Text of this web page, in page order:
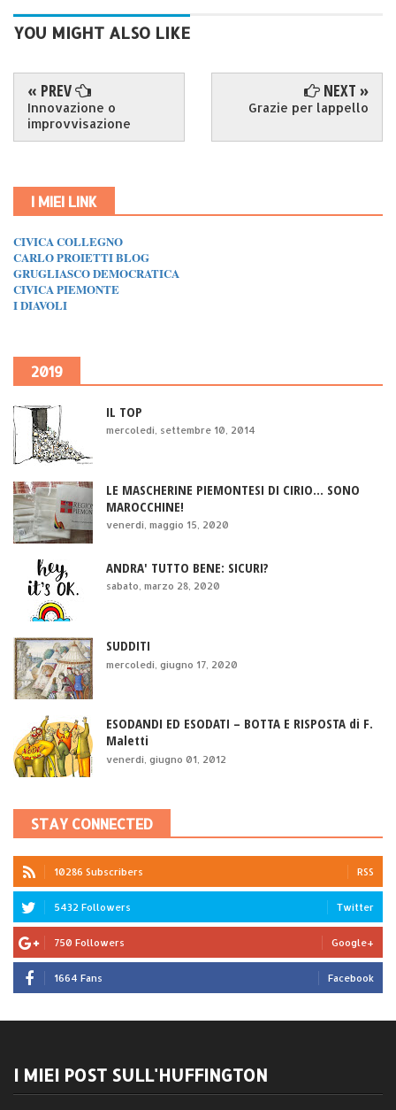
YOU MIGHT ALSO LIKE
« PREV
Innovazione o
improvvisazione
NEXT »
Grazie per lappello
I MIEI LINK
CIVICA COLLEGNO
CARLO PROIETTI BLOG
GRUGLIASCO DEMOCRATICA
CIVICA PIEMONTE
I DIAVOLI
2019
IL TOP
mercoledì, settembre 10, 2014
LE MASCHERINE PIEMONTESI DI CIRIO... SONO
MAROCCHINE!
venerdì, maggio 15, 2020
ANDRA' TUTTO BENE: SICURI?
sabato, marzo 28, 2020
SUDDITI
mercoledì, giugno 17, 2020
ESODANDI ED ESODATI – BOTTA E RISPOSTA di F.
Maletti
venerdì, giugno 01, 2012
STAY CONNECTED
10286 Subscribers RSS
5432 Followers Twitter
750 Followers Google+
1664 Fans Facebook
I MIEI POST SULL'HUFFINGTON